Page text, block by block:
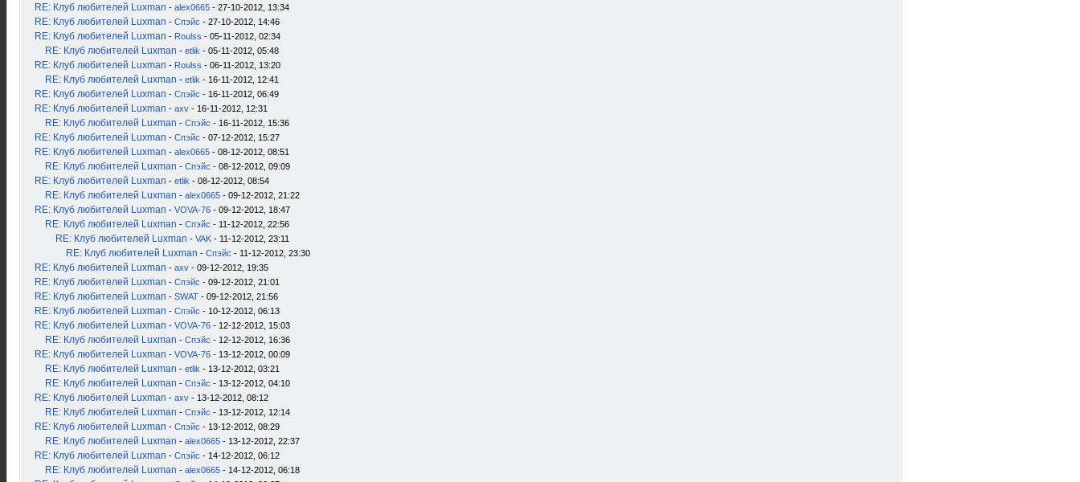
RE: Клуб любителей Luxman - alex0665 - 27-10-2012, 13:34
RE: Клуб любителей Luxman - Спэйс - 27-10-2012, 14:46
RE: Клуб любителей Luxman - Roulss - 05-11-2012, 02:34
RE: Клуб любителей Luxman - etlik - 05-11-2012, 05:48
RE: Клуб любителей Luxman - Roulss - 06-11-2012, 13:20
RE: Клуб любителей Luxman - etlik - 16-11-2012, 12:41
RE: Клуб любителей Luxman - Спэйс - 16-11-2012, 06:49
RE: Клуб любителей Luxman - axv - 16-11-2012, 12:31
RE: Клуб любителей Luxman - Спэйс - 16-11-2012, 15:36
RE: Клуб любителей Luxman - Спэйс - 07-12-2012, 15:27
RE: Клуб любителей Luxman - alex0665 - 08-12-2012, 08:51
RE: Клуб любителей Luxman - Спэйс - 08-12-2012, 09:09
RE: Клуб любителей Luxman - etlik - 08-12-2012, 08:54
RE: Клуб любителей Luxman - alex0665 - 09-12-2012, 21:22
RE: Клуб любителей Luxman - VOVA-76 - 09-12-2012, 18:47
RE: Клуб любителей Luxman - Спэйс - 11-12-2012, 22:56
RE: Клуб любителей Luxman - VAK - 11-12-2012, 23:11
RE: Клуб любителей Luxman - Спэйс - 11-12-2012, 23:30
RE: Клуб любителей Luxman - axv - 09-12-2012, 19:35
RE: Клуб любителей Luxman - Спэйс - 09-12-2012, 21:01
RE: Клуб любителей Luxman - SWAT - 09-12-2012, 21:56
RE: Клуб любителей Luxman - Спэйс - 10-12-2012, 06:13
RE: Клуб любителей Luxman - VOVA-76 - 12-12-2012, 15:03
RE: Клуб любителей Luxman - Спэйс - 12-12-2012, 16:36
RE: Клуб любителей Luxman - VOVA-76 - 13-12-2012, 00:09
RE: Клуб любителей Luxman - etlik - 13-12-2012, 03:21
RE: Клуб любителей Luxman - Спэйс - 13-12-2012, 04:10
RE: Клуб любителей Luxman - axv - 13-12-2012, 08:12
RE: Клуб любителей Luxman - Спэйс - 13-12-2012, 12:14
RE: Клуб любителей Luxman - Спэйс - 13-12-2012, 08:29
RE: Клуб любителей Luxman - alex0665 - 13-12-2012, 22:37
RE: Клуб любителей Luxman - Спэйс - 14-12-2012, 06:12
RE: Клуб любителей Luxman - alex0665 - 14-12-2012, 06:18